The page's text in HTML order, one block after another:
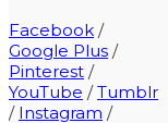
Facebook /
Google Plus /
Pinterest /
YouTube /Tumblr
/ Instagram /